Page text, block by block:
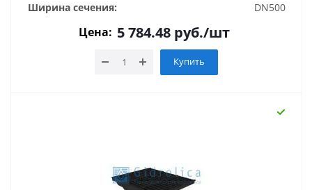
Ширина сечения:
DN500
Цена: 5 784.48 руб./шт
Купить